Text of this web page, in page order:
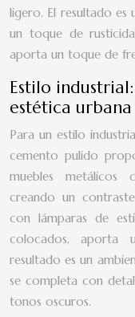
ligero. El resultado es
un toque de
aporta un toque de
Estilo
estética urbana
Para un estilo
cemento pulido
muebles metálicos
creando un
con lámparas de
colocados, aporta
resultado es un
se completa con
tonos oscuros.